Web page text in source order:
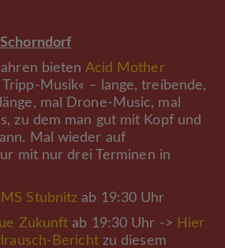
bieten Acid Mother
Musik« – lange, treibende,
mal Drone-Music, mal
zu dem man gut mit Kopf und
Mal wieder auf
mit nur drei Terminen in
MS Stubnitz ab 19:30 Uhr
Zukunft ab 19:30 Uhr -> Hier
Berichtzu diesem